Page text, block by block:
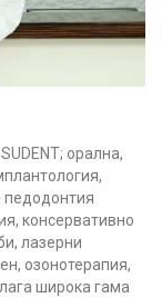
орална,
педодонтия
консервативно
лазерни
озонотерапия,
широка гама